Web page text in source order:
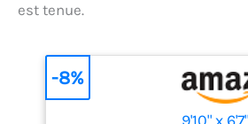
est tenue.
-8%